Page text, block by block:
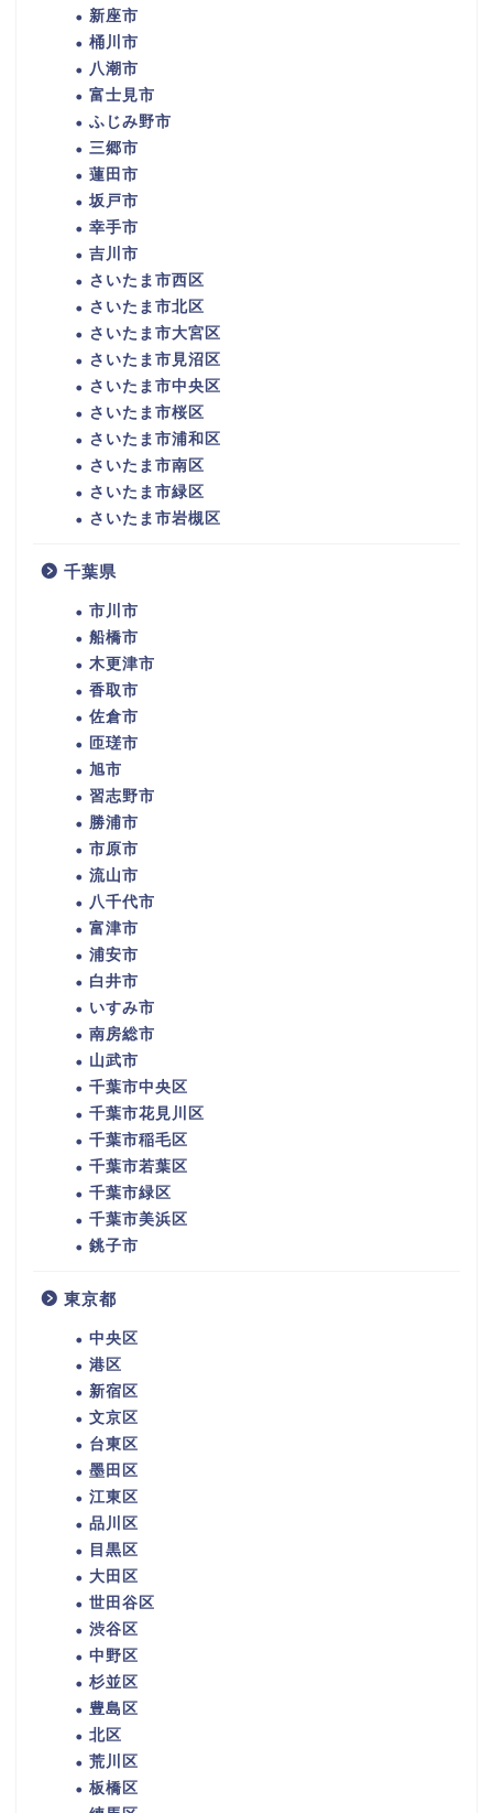
新座市
桶川市
八潮市
富士見市
ふじみ野市
三郷市
蓮田市
坂戸市
幸手市
吉川市
さいたま市西区
さいたま市北区
さいたま市大宮区
さいたま市見沼区
さいたま市中央区
さいたま市桜区
さいたま市浦和区
さいたま市南区
さいたま市緑区
さいたま市岩槻区
千葉県
市川市
船橋市
木更津市
香取市
佐倉市
匝瑳市
旭市
習志野市
勝浦市
市原市
流山市
八千代市
富津市
浦安市
白井市
いすみ市
南房総市
山武市
千葉市中央区
千葉市花見川区
千葉市稲毛区
千葉市若葉区
千葉市緑区
千葉市美浜区
銚子市
東京都
中央区
港区
新宿区
文京区
台東区
墨田区
江東区
品川区
目黒区
大田区
世田谷区
渋谷区
中野区
杉並区
豊島区
北区
荒川区
板橋区